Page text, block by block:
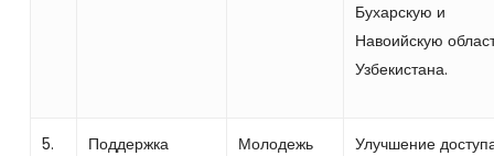
Бухарскую и
Навоийскую
Узбекистана.
5.
Поддержка
Молодежь
Улучшение